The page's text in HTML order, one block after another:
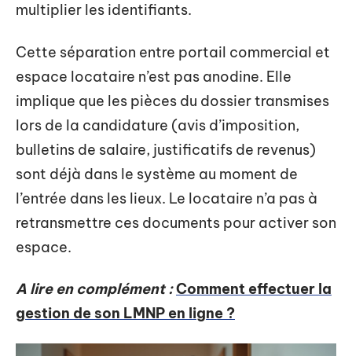
multiplier les identifiants.
Cette séparation entre portail commercial et
espace locataire n’est pas anodine. Elle
implique que les pièces du dossier transmises
lors de la candidature (avis d’imposition,
bulletins de salaire, justificatifs de revenus)
sont déjà dans le système au moment de
l’entrée dans les lieux. Le locataire n’a pas à
retransmettre ces documents pour activer son
espace.
A lire en complément :Comment effectuer la
gestion de son LMNP en ligne ?